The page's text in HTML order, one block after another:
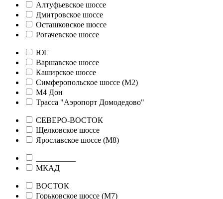
Алтуфьевское шоссе
Дмитровское шоссе
Осташковское шоссе
Рогачевское шоссе
ЮГ
Варшавское шоссе
Каширское шоссе
Симферопольское шоссе (М2)
М4 Дон
Трасса "Аэропорт Домодедово"
СЕВЕРО-ВОСТОК
Щелковское шоссе
Ярославское шоссе (М8)
МКАД
ВОСТОК
Горьковское шоссе (М7)